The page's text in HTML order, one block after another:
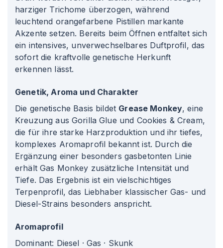
harziger Trichome überzogen, während
leuchtend orangefarbene Pistillen markante
Akzente setzen. Bereits beim Öffnen entfaltet sich
ein intensives, unverwechselbares Duftprofil, das
sofort die kraftvolle genetische Herkunft
erkennen lässt.
Genetik, Aroma und Charakter
Die genetische Basis bildet Grease Monkey, eine
Kreuzung aus Gorilla Glue und Cookies & Cream,
die für ihre starke Harzproduktion und ihr tiefes,
komplexes Aromaprofil bekannt ist. Durch die
Ergänzung einer besonders gasbetonten Linie
erhält Gas Monkey zusätzliche Intensität und
Tiefe. Das Ergebnis ist ein vielschichtiges
Terpenprofil, das Liebhaber klassischer Gas- und
Diesel-Strains besonders anspricht.
Aromaprofil
Dominant: Diesel · Gas · Skunk